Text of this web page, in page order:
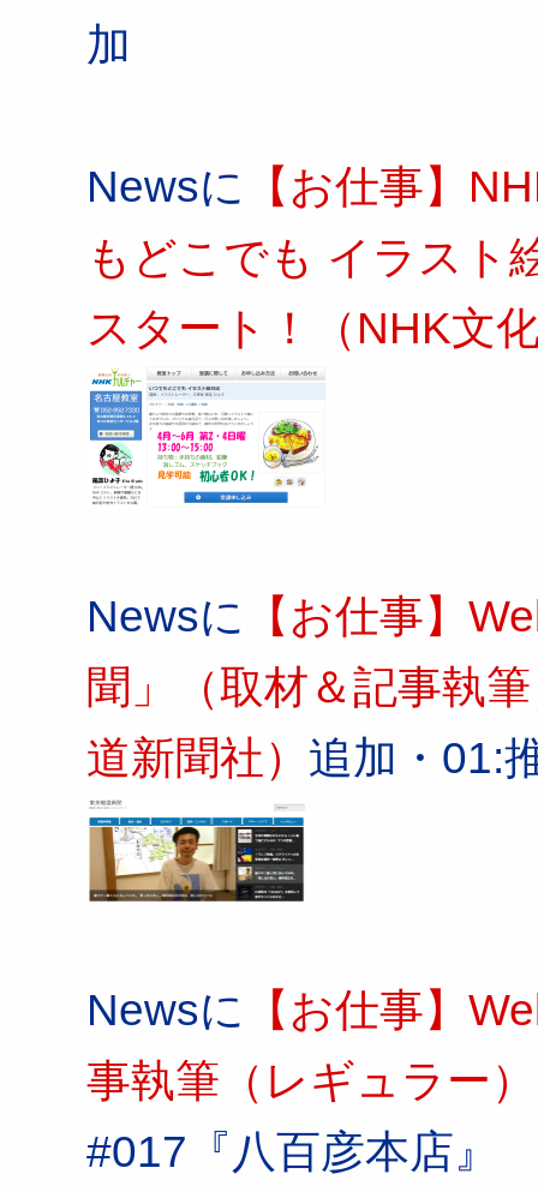
加
Newsに 【お仕事】
もどこでも イラスト
スタート！（NHK文
Newsに 【お仕事】
聞」（取材＆記事執
道新聞社） 追加・01:
Newsに 【お仕事】
事執筆（レギュラー
#017『八百彦本店』